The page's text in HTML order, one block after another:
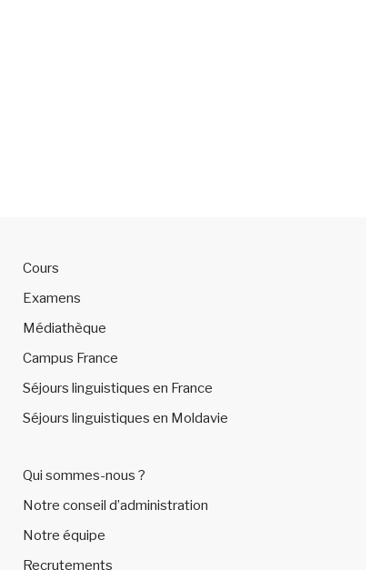
Cours
Examens
Médiathèque
Campus France
Séjours linguistiques en France
Séjours linguistiques en Moldavie
Qui sommes-nous ?
Notre conseil d’administration
Notre équipe
Recrutements